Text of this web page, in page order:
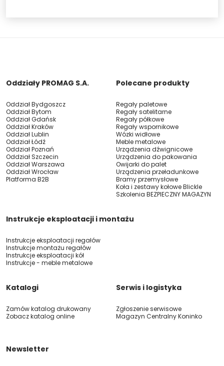
Oddziały PROMAG S.A.
Oddział Bydgoszcz
Oddział Bytom
Oddział Gdańsk
Oddział Kraków
Oddział Lublin
Oddział Łódź
Oddział Poznań
Oddział Szczecin
Oddział Warszawa
Oddział Wrocław
Platforma B2B
Polecane produkty
Regały paletowe
Regały satelitarne
Regały półkowe
Regały wspornikowe
Wózki widłowe
Meble metalowe
Urządzenia dźwignicowe
Urządzenia do pakowania
Owijarki do palet
Urządzenia przeładunkowe
Bramy przemysłowe
Koła i zestawy kołowe Blickle
Szkolenia BEZPIECZNY MAGAZYN
Katalogi
Zamów katalog drukowany
Zobacz katalog online
Instrukcje eksploatacji i montażu
Instrukcje eksploatacji regałów
Instrukcje montażu regałów
Instrukcje eksploatacji kół
Instrukcje - meble metalowe
Serwis i logistyka
Zgłoszenie serwisowe
Magazyn Centralny Koninko
Newsletter